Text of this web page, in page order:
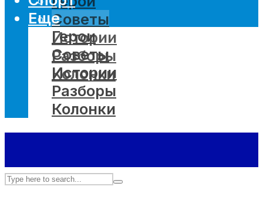
Советы
Истории
Разборы
Колонки
Еще
Герои
Советы
Истории
Разборы
Колонки